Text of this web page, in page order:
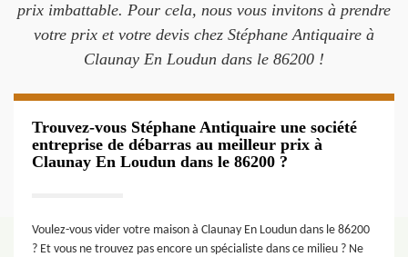
prix imbattable. Pour cela, nous vous invitons à prendre
votre prix et votre devis chez Stéphane Antiquaire à
Claunay En Loudun dans le 86200 !
Trouvez-vous Stéphane Antiquaire une société
entreprise de débarras au meilleur prix à
Claunay En Loudun dans le 86200 ?
Voulez-vous vider votre maison à Claunay En Loudun dans le 86200
? Et vous ne trouvez pas encore un spécialiste dans ce milieu ? Ne